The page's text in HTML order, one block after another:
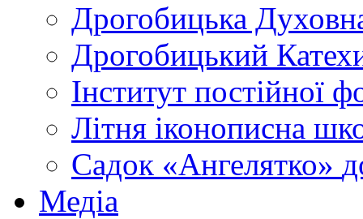
Дрогобицька
Дрогобицький
Інститут постійної
Літня іконописна
Садок «Ангелятко»
Медіа